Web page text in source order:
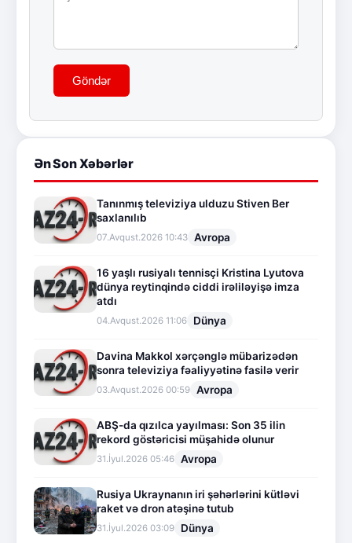
Göndər
Ən Son Xəbərlər
Tanınmış televiziya ulduzu Stiven Ber
saxlanılıb
07.Avqust.2026 10:43 Avropa
16 yaşlı rusiyalı tennisçi Kristina Lyutova
dünya reytinqində ciddi irəliləyişə imza
atdı
04.Avqust.2026 11:06 Dünya
Davina Makkol xərçənglə mübarizədən
sonra televiziya fəaliyyətinə fasilə verir
03.Avqust.2026 00:59 Avropa
ABŞ-da qızılca yayılması: Son 35 ilin
rekord göstəricisi müşahidə olunur
31.İyul.2026 05:46 Avropa
Rusiya Ukraynanın iri şəhərlərini kütləvi
raket və dron atəşinə tutub
31.İyul.2026 03:09 Dünya